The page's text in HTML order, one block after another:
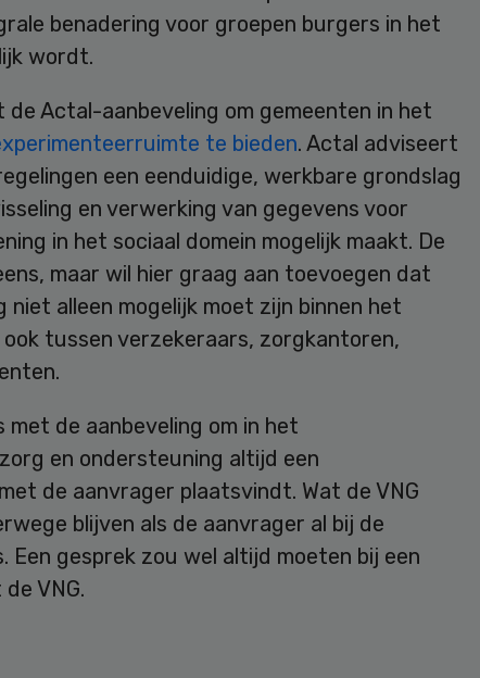
benadering voor groepen burgers in het
wordt.
de Actal-aanbeveling om gemeenten in het
te bieden. Actal adviseert
een eenduidige, werkbare grondslag
en verwerking van gegevens voor
in het sociaal domein mogelijk maakt. De
maar wil hier graag aan toevoegen dat
niet alleen mogelijk moet zijn binnen het
ook tussen verzekeraars, zorgkantoren,
met de aanbeveling om in het
en ondersteuning altijd een
de aanvrager plaatsvindt. Wat de VNG
blijven als de aanvrager al bij de
Een gesprek zou wel altijd moeten bij een
VNG.